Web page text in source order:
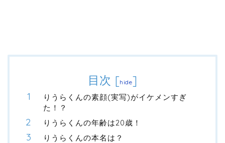
目次 [hide]
りうらくんの素顔(実写)がイケメンすぎ
た！？
りうらくんの年齢は20歳！
りうらくんの本名は？